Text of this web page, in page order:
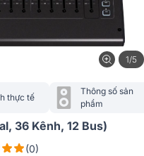
1/5
thực tế
Thông số sản
phẩm
36 Kênh, 12 Bus)
(0)